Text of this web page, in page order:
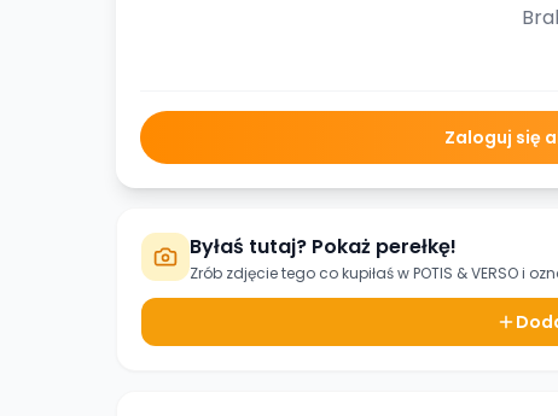
Zaloguj się
Byłaś tutaj? Pokaż perełkę!
Zrób zdjęcie tego co kupiłaś wPOTIS & VERSOi